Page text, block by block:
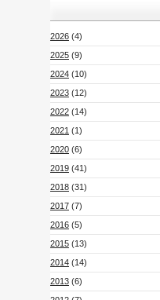
2026 (4)
2025 (9)
2024 (10)
2023 (12)
2022 (14)
2021 (1)
2020 (6)
2019 (41)
2018 (31)
2017 (7)
2016 (5)
2015 (13)
2014 (14)
2013 (6)